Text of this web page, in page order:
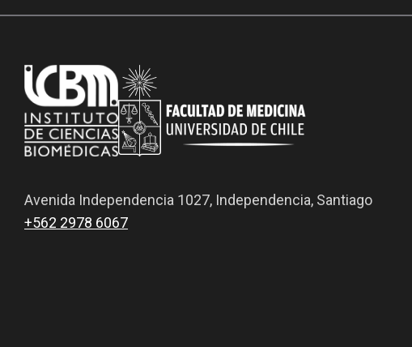
Avenida Independencia 1027, Independencia, Santiago
+562 2978 6067